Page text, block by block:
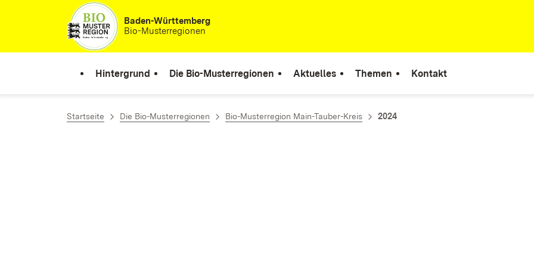
Zum Inhalt springenBaden-Württemberg
Bio-Musterregionen
Hintergrund Die Bio-Musterregionen Aktuelles Themen Kontakt
Startseite Die Bio-Musterregionen Bio-Musterregion Main-Tauber-Kreis 2024